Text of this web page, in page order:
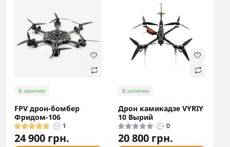
В наличии
FPV дрон-бомбер
Фридом-106
1
24 900 грн.
В наличии
Дрон камикадзе VYRIY
10 Вырий
0
20 800 грн.